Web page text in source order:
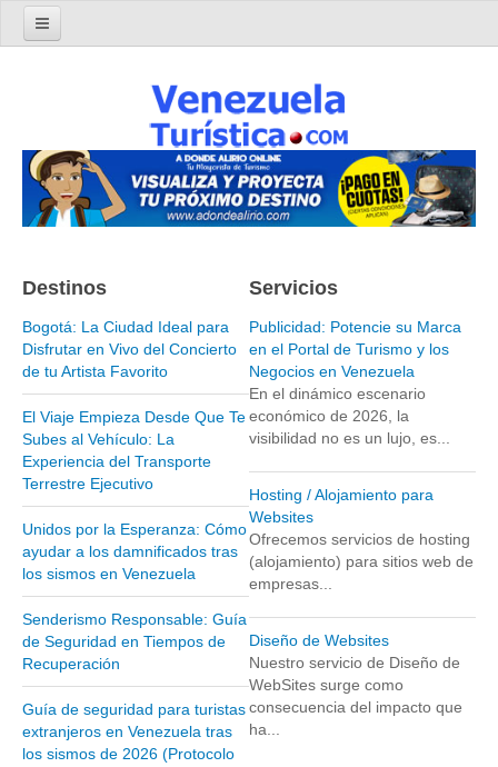
Turismo en Venezuela
Parques Nacionales de Venezuela
Parque Nacional Archipiélago Los Roques
Parque Nacional Canaima
Parque Nacional Henri Pittier y Choroní
Parque Nacional La Cueva del Guácharo
Parque Nacional Laguna de Tacarigua
Parque Nacional Los Médanos de Coro
Parque Nacional Mochima
Parque Nacional Morrocoy
Parque Nacional Península de Paria
Parque Nacional Sierra Nevada
Parque Nacional Cinaruco-Capanaparo
Parque Nacional Parima-Tapirapeco
Parque Nacional Jaua-Sarisariñama
Ecoturismo en Venezuela
Montañas y Llanos
Zona Costera Venezolana
Destinos
Bogotá: La Ciudad Ideal para
Disfrutar en Vivo del Concierto
de tu Artista Favorito
El Viaje Empieza Desde Que Te
Subes al Vehículo: La
Experiencia del Transporte
Terrestre Ejecutivo
Unidos por la Esperanza: Cómo
ayudar a los damnificados tras
los sismos en Venezuela
Senderismo Responsable: Guía
de Seguridad en Tiempos de
Recuperación
Guía de seguridad para turistas
extranjeros en Venezuela tras
los sismos de 2026 (Protocolo
Servicios
Publicidad: Potencie su Marca
en el Portal de Turismo y los
Negocios en Venezuela
En el dinámico escenario
económico de 2026, la
visibilidad no es un lujo, es...
Hosting / Alojamiento para
Websites
Ofrecemos servicios de hosting
(alojamiento) para sitios web de
empresas...
Diseño de Websites
Nuestro servicio de Diseño de
WebSites surge como
consecuencia del impacto que
ha...